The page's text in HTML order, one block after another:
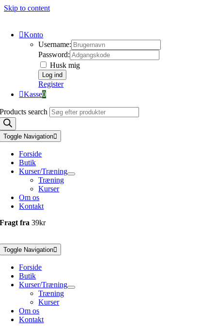
Skip to content
Konto
Username:
Password:
Husk mig
Register
Kasse0
Products search
Toggle Navigation
Forside
Butik
Kurser/Træning
Træning
Kurser
Om os
Kontakt
Fragt fra39kr
Toggle Navigation
Forside
Butik
Kurser/Træning
Træning
Kurser
Om os
Kontakt